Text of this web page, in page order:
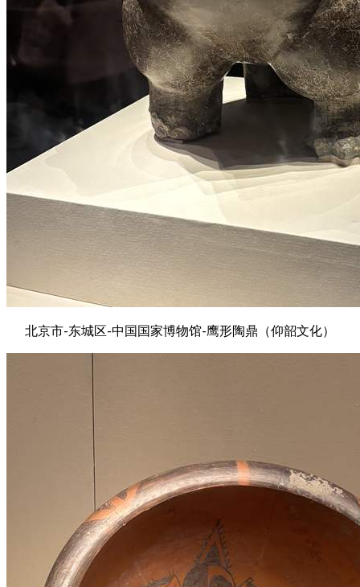
北京市-东城区-中国国家博物馆-鹰形陶鼎（仰韶文化）